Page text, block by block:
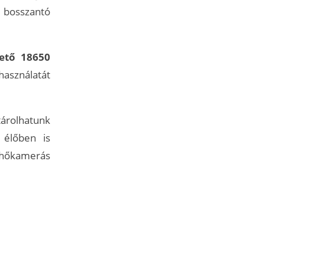
18650
élőben is